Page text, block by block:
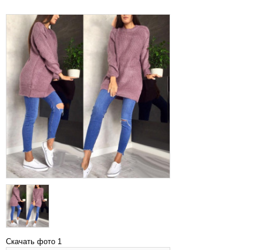
Скачать фото 1